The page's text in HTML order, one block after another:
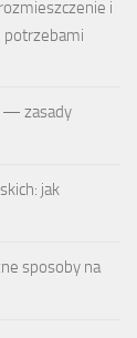
i
potrzebami
— zasady
jak
sposoby na